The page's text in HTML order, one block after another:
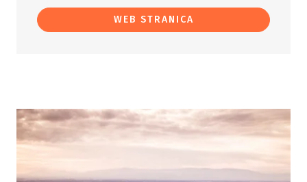
WEB STRANICA